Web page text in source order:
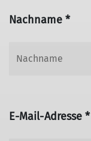
Nachname *
E-Mail-Adresse *